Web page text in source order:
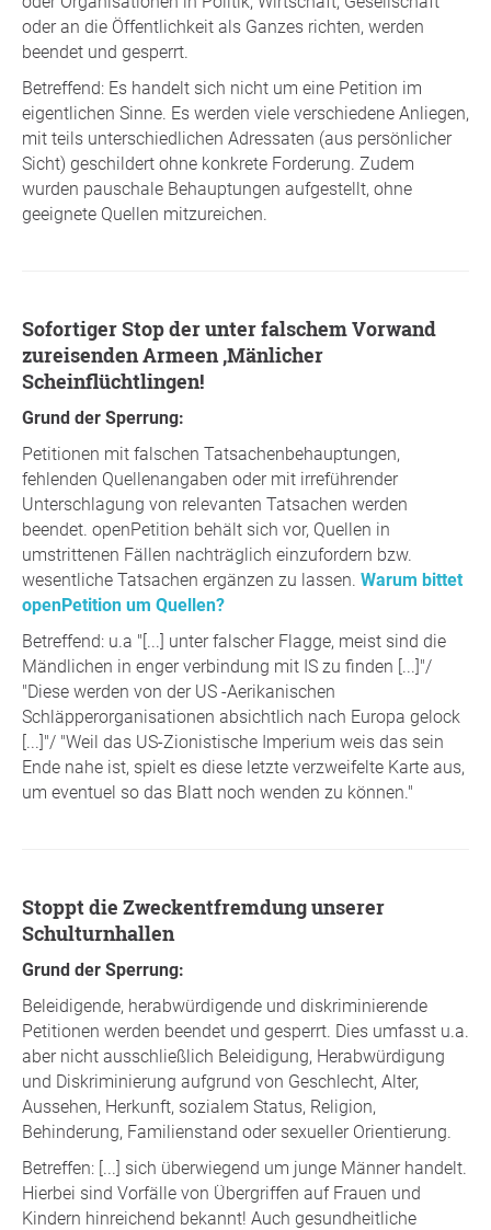
oder an die Öffentlichkeit als Ganzes richten, werden
beendet und gesperrt.
Betreffend: Es handelt sich nicht um eine Petition im
eigentlichen Sinne. Es werden viele verschiedene Anliegen,
mit teils unterschiedlichen Adressaten (aus persönlicher
Sicht) geschildert ohne konkrete Forderung. Zudem
wurden pauschale Behauptungen aufgestellt, ohne
geeignete Quellen mitzureichen.
Sofortiger Stop der unter falschem Vorwand
zureisenden Armeen ,Mänlicher
Scheinflüchtlingen!
Grund der Sperrung:
Petitionen mit falschen Tatsachenbehauptungen,
fehlenden Quellenangaben oder mit irreführender
Unterschlagung von relevanten Tatsachen werden
beendet. openPetition behält sich vor, Quellen in
umstrittenen Fällen nachträglich einzufordern bzw.
wesentliche Tatsachen ergänzen zu lassen. Warum bittet
openPetition um Quellen?
Betreffend: u.a "[...] unter falscher Flagge, meist sind die
Mändlichen in enger verbindung mit IS zu finden [...]"/
"Diese werden von der US -Aerikanischen
Schläpperorganisationen absichtlich nach Europa gelock
[...]"/ "Weil das US-Zionistische Imperium weis das sein
Ende nahe ist, spielt es diese letzte verzweifelte Karte aus,
um eventuel so das Blatt noch wenden zu können."
Stoppt die Zweckentfremdung unserer
Schulturnhallen
Grund der Sperrung:
Beleidigende, herabwürdigende und diskriminierende
Petitionen werden beendet und gesperrt. Dies umfasst u.a.
aber nicht ausschließlich Beleidigung, Herabwürdigung
und Diskriminierung aufgrund von Geschlecht, Alter,
Aussehen, Herkunft, sozialem Status, Religion,
Behinderung, Familienstand oder sexueller Orientierung.
Betreffen: [...] sich überwiegend um junge Männer handelt.
Hierbei sind Vorfälle von Übergriffen auf Frauen und
Kindern hinreichend bekannt! Auch gesundheitliche